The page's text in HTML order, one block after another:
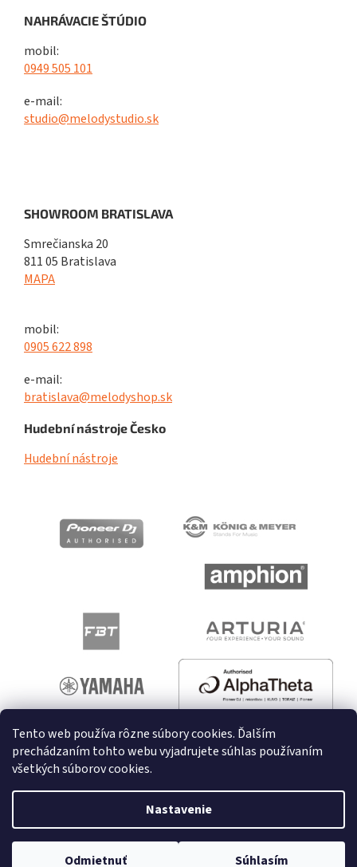
Tento web používa rôzne súbory cookies. Ďalším
prechádzaním tohto webu vyjadrujete súhlas používaním
všetkých súborov cookies.
Nastavenie
Odmietnuť Súhlasím
NAHRÁVACIE ŠTÚDIO
mobil:
0949 505 101
e-mail:
studio@melodystudio.sk
SHOWROOM BRATISLAVA
Smrečianska 20
811 05 Bratislava
MAPA
mobil:
0905 622 898
e-mail:
bratislava@melodyshop.sk
Hudební nástroje Česko
Hudební nástroje
Vytvoril Shoptet
Copyright 2026melodyshop.sk. Všetky práva vyhradené.
Upraviť nastavenie cookies